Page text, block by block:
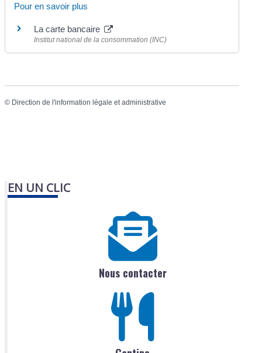
Pour en savoir plus
La carte bancaire
Institut national de la consommation (INC)
© Direction de l'information légale et administrative
EN UN CLIC
Nous contacter